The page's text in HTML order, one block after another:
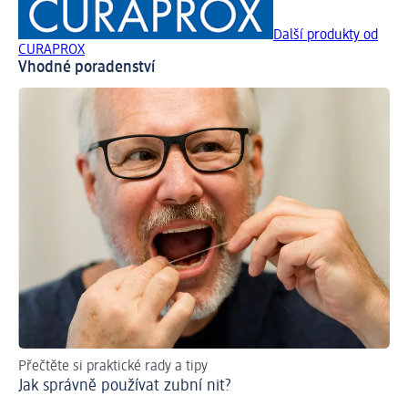
Další produkty od
CURAPROX
Vhodné poradenství
Přečtěte si praktické rady a tipy
Jak správně používat zubní nit?